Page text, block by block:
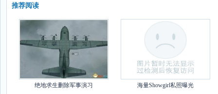
推荐阅读
绝地求生删除军事演习 海量Showgirl私照曝光